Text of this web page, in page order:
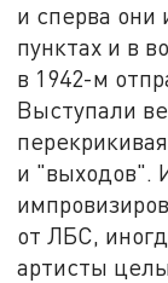
и сперва они
пунктах и в
в 1942-м
Выступали
и "выходов".
от ЛБС,
артисты